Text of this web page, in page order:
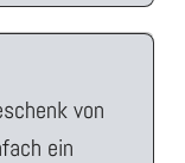
von
ein